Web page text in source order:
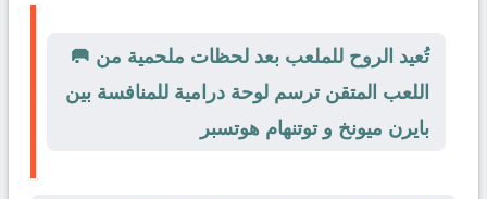
🥅 تُعيد الروح للملعب بعد لحظات ملحمية من
اللعب المتقن ترسم لوحة درامية للمنافسة بين
بايرن ميونخ و توتنهام هوتسبر